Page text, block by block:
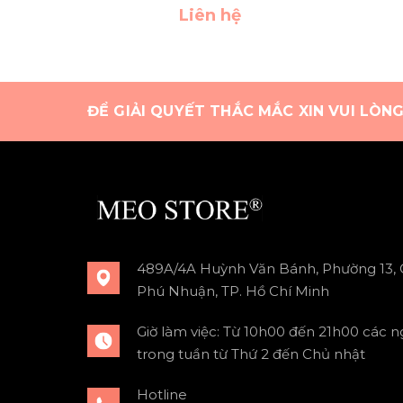
Liên hệ
ĐỂ GIẢI QUYẾT THẮC MẮC XIN VUI
489A/4A Huỳnh Văn Bánh, Phường 13,
Phú Nhuận, TP. Hồ Chí Minh
Giờ làm việc: Từ 10h00 đến 21h00 các
trong tuần từ Thứ 2 đến Chủ nhật
Hotline